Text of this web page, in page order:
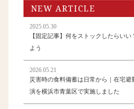
NEW ARTICLE
2025.05.30
【固定記事】何をストックしたらい
よう
2026.05.21
災害時の食料備蓄は日常から｜在宅
演を横浜市青葉区で実施しました